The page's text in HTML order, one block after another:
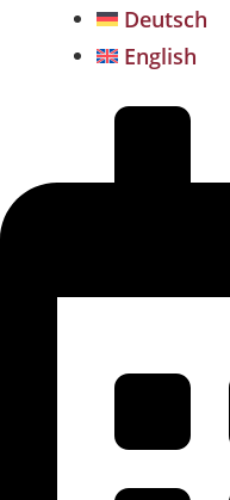
Deutsch
English